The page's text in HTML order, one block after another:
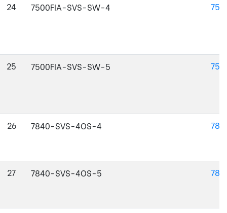
24 7500FIA-SVS-SW-4
25 7500FIA-SVS-SW-5
26 7840-SVS-4OS-4
27 7840-SVS-4OS-5